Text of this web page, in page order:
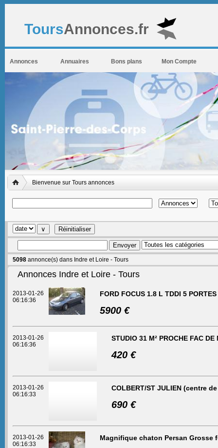
ToursAnnonces.fr
Annonces Annuaires Bons plans Mon Compte
Bienvenue sur Tours annonces
5098 annonce(s) dans Indre et Loire - Tours
Annonces Indre et Loire - Tours
2013-01-26
06:16:36
FORD FOCUS 1.8 L TDDI 5 PORTES
5900 €
2013-01-26
06:16:36
STUDIO 31 M² PROCHE FAC
420 €
2013-01-26
06:16:33
COLBERT/ST JULIEN (centre
690 €
2013-01-26
06:16:33
Magnifique chaton Persan Grosse